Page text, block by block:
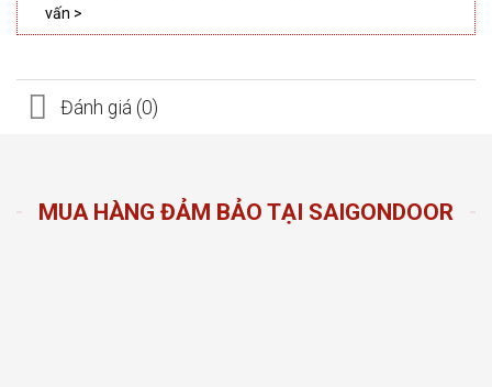
vấn >
Đánh giá (0)
MUA HÀNG ĐẢM BẢO TẠI SAIGONDOOR